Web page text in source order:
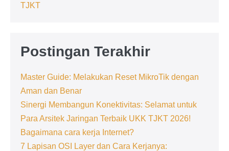
TJKT
Postingan Terakhir
Master Guide: Melakukan Reset MikroTik dengan
Aman dan Benar
Sinergi Membangun Konektivitas: Selamat untuk
Para Arsitek Jaringan Terbaik UKK TJKT 2026!
Bagaimana cara kerja Internet?
7 Lapisan OSI Layer dan Cara Kerjanya: